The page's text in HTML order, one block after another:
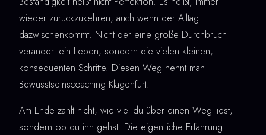
wieder zurückzukehren, auch wenn der Alltag
dazwischenkommt. Nicht der eine große Durchbruch
verändert ein Leben, sondern die vielen kleinen,
konsequenten Schritte. Diesen Weg nennt man
Bewusstseinscoaching Klagenfurt.
Am Ende zählt nicht, wie viel du über einen Weg liest,
sondern ob du ihn gehst. Die eigentliche Erfahrung